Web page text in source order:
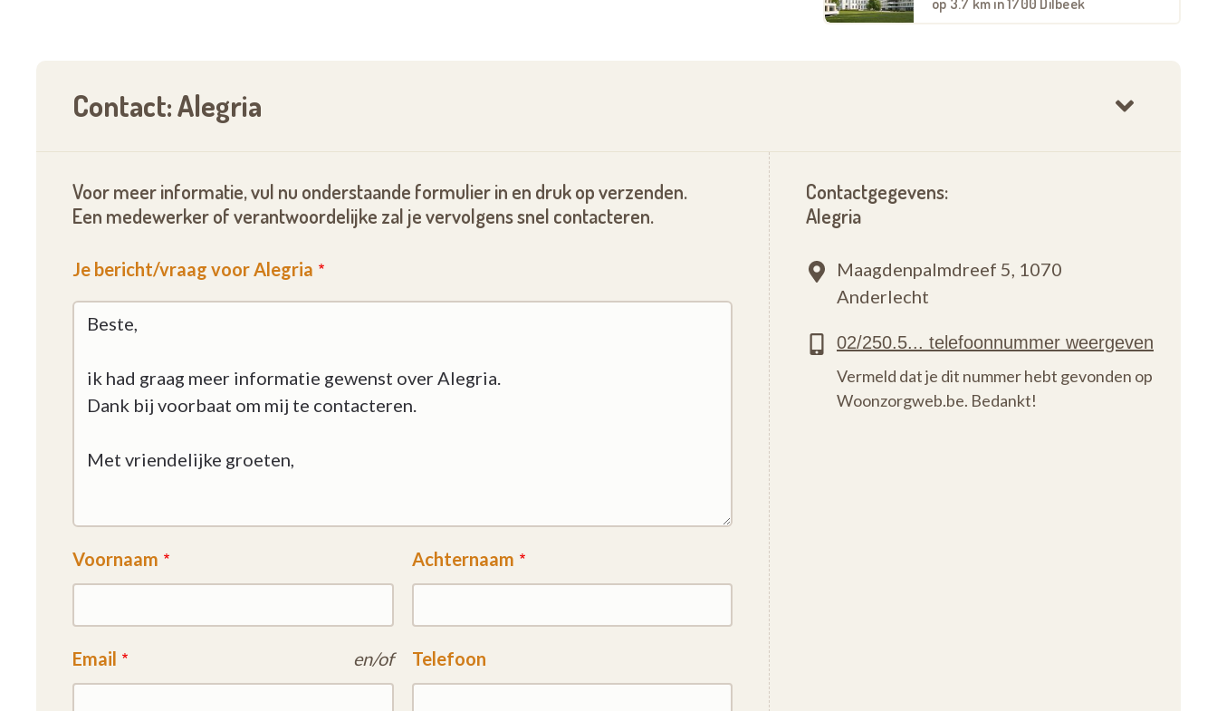
Contact: Alegria
Voor meer informatie, vul nu onderstaande formulier in en druk op verzenden.
Een medewerker of verantwoordelijke zal je vervolgens snel contacteren.
Je bericht/vraag voor Alegria
Voornaam Achternaam
Email en/of Telefoon
Contactgegevens:
Alegria
Maagdenpalmdreef 5, 1070
Anderlecht
Vermeld dat je dit nummer hebt gevonden op
Woonzorgweb.be. Bedankt!